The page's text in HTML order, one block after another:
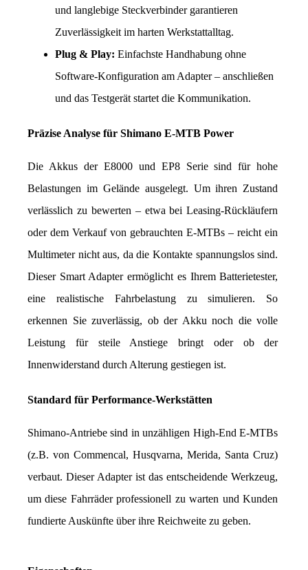
und langlebige Steckverbinder garantieren
Zuverlässigkeit im harten Werkstattalltag.
Plug & Play: Einfachste Handhabung ohne
Software-Konfiguration am Adapter – anschließen
und das Testgerät startet die Kommunikation.
Präzise Analyse für Shimano E-MTB Power
Die Akkus der E8000 und EP8 Serie sind für hohe
Belastungen im Gelände ausgelegt. Um ihren Zustand
verlässlich zu bewerten – etwa bei Leasing-Rückläufern
oder dem Verkauf von gebrauchten E-MTBs – reicht ein
Multimeter nicht aus, da die Kontakte spannungslos sind.
Dieser Smart Adapter ermöglicht es Ihrem Batterietester,
eine realistische Fahrbelastung zu simulieren. So
erkennen Sie zuverlässig, ob der Akku noch die volle
Leistung für steile Anstiege bringt oder ob der
Innenwiderstand durch Alterung gestiegen ist.
Standard für Performance-Werkstätten
Shimano-Antriebe sind in unzähligen High-End E-MTBs
(z.B. von Commencal, Husqvarna, Merida, Santa Cruz)
verbaut. Dieser Adapter ist das entscheidende Werkzeug,
um diese Fahrräder professionell zu warten und Kunden
fundierte Auskünfte über ihre Reichweite zu geben.